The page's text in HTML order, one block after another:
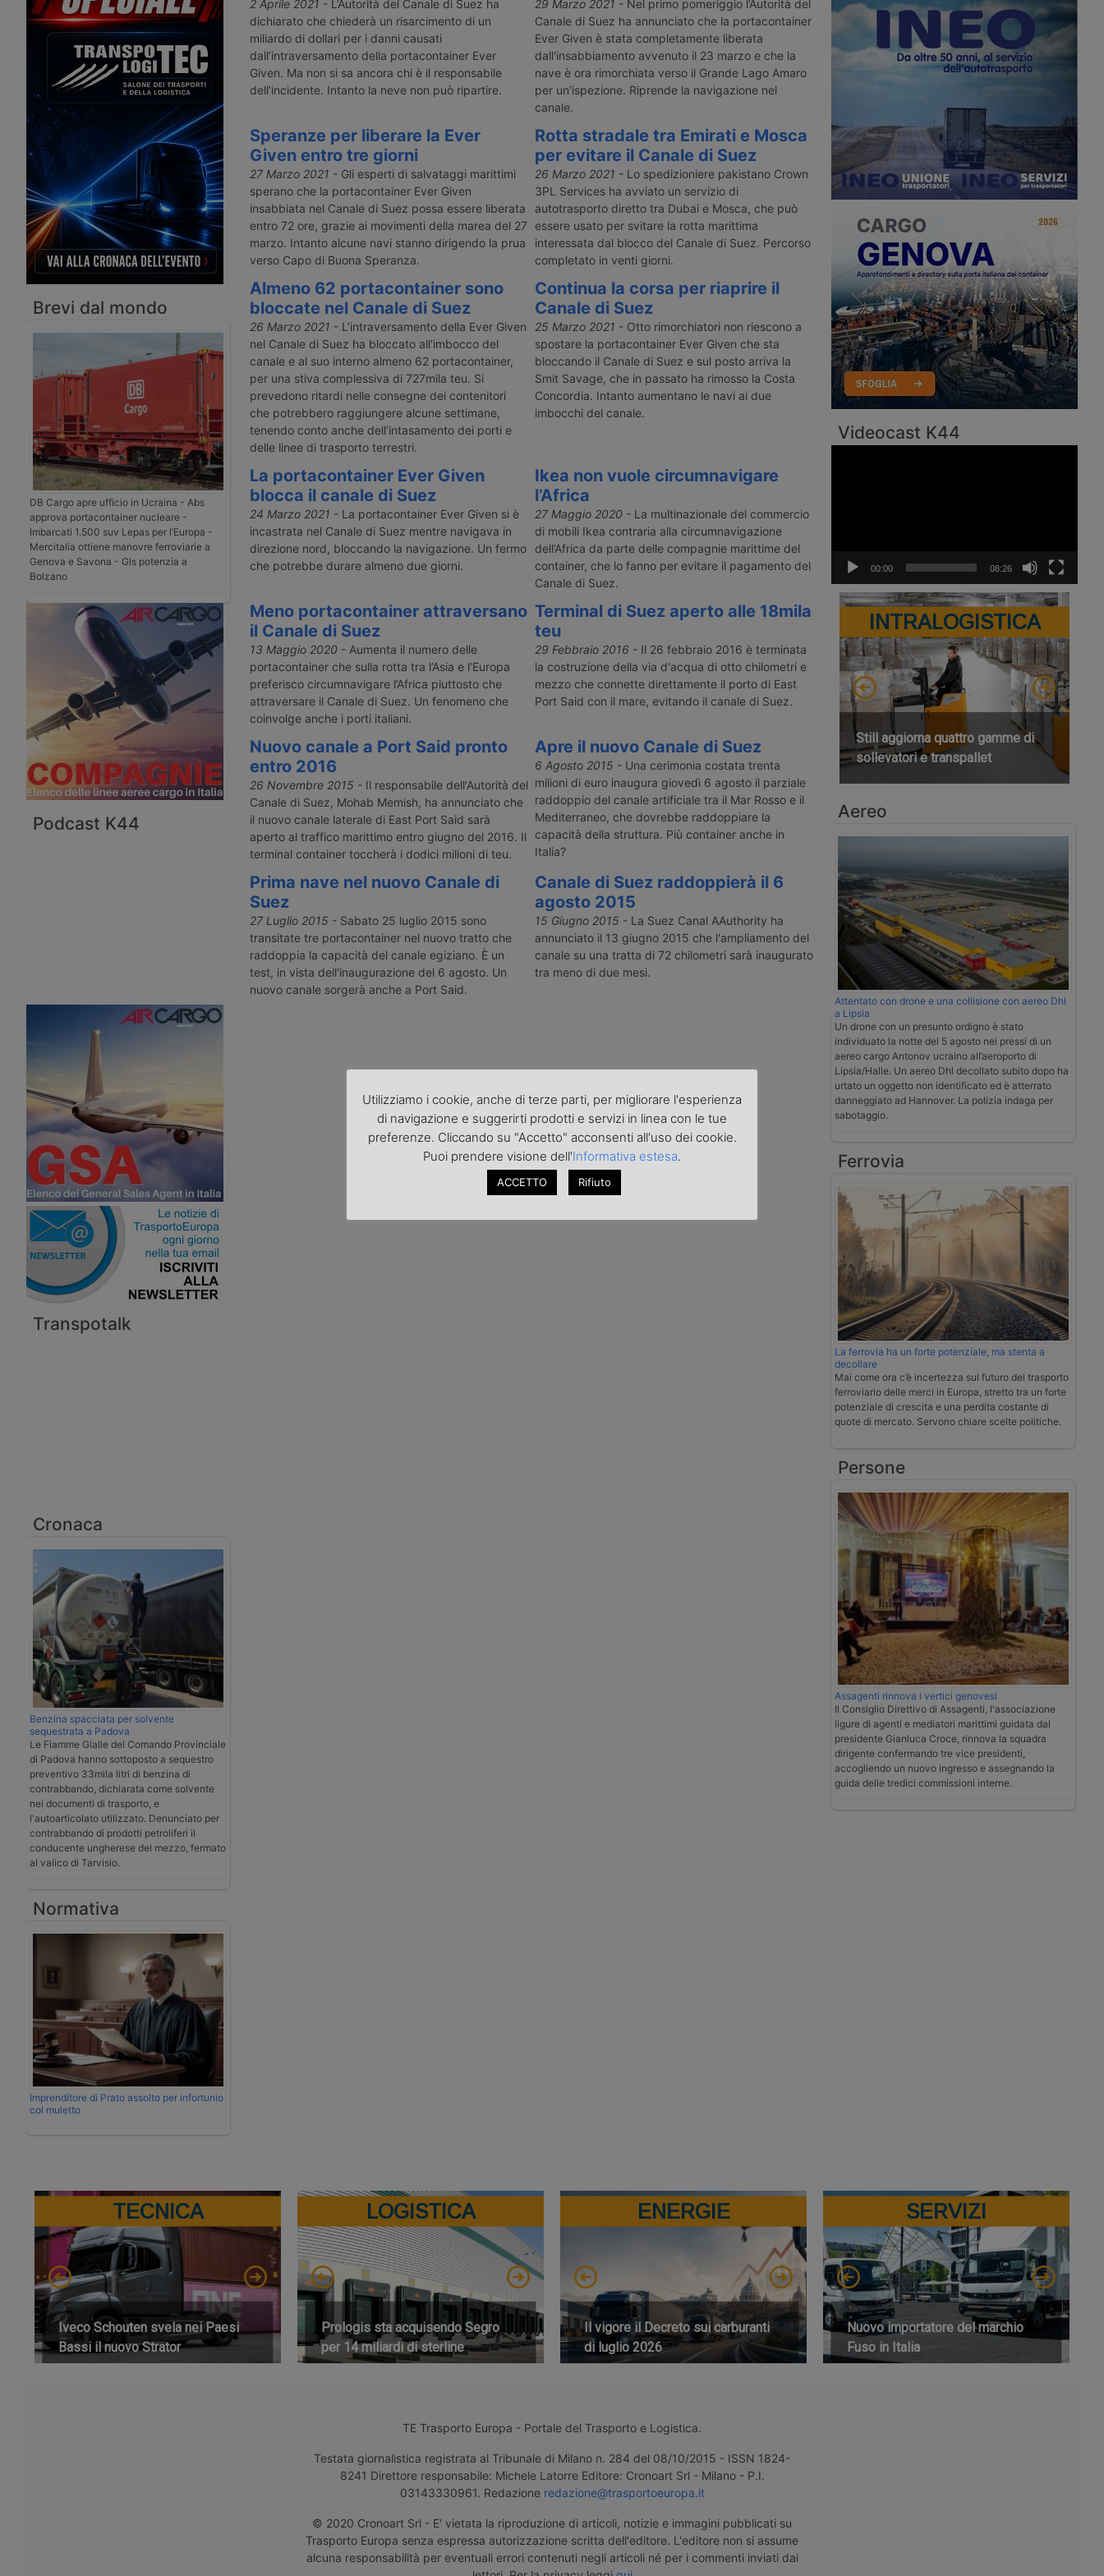
erre un’alternativa terrestre al Canale
di Suez.
stato interrotto il 23 marzo dopo
l’intraversamento nel Canale di Suez.
Raggiunto un accordo sul
risarcimento del danno. Ma ci vorrà
tempo prima che i suoi 18.300
container giungano a destinazione.
risarcimento dei danni causati
dall’intraversamento avvenuto lo
scorso marzo. La nave potrebbe
quindi essere liberata entro breve
tempo con tutti i suoi contenitori.
pagare 900 milioni di dollari per i
danni causati dall’incagliamento nel
Canale di Suez e ha sequestrato la
nave.
Mediterraneo lungo il confine tra
Egitto e Israele.
Brevi dal mondo
DB Cargo apre ufficio in Ucraina - Abs
approva portacontainer nucleare -
Imbarcati 1.500 suv Lepas per l’Europa -
Mercitalia ottiene manovre ferroviarie a
Genova e Savona - Gls potenzia a
Bolzano
Podcast K44
Transpotalk
Cronaca
Benzina spacciata per solvente
sequestrata a Padova
Le Fiamme Gialle del Comando Provinciale
di Padova hanno sottoposto a sequestro
preventivo 33mila litri di benzina di
contrabbando, dichiarata come solvente
nei documenti di trasporto, e
l'autoarticolato utilizzato. Denunciato per
contrabbando di prodotti petroliferi il
conducente ungherese del mezzo, fermato
al valico di Tarvisio.
Normativa
Imprenditore di Prato assolto per infortunio
col muletto
2 Aprile 2021 - L’Autorità del Canale di Suez ha
dichiarato che chiederà un risarcimento di un
miliardo di dollari per i danni causati
dall’intraversamento della portacontainer Ever
Given. Ma non si sa ancora chi è il responsabile
dell’incidente. Intanto la neve non può ripartire.
29 Marzo 2021 - Nel primo pomeriggio l’Autorità del
Canale di Suez ha annunciato che la portacontainer
Ever Given è stata completamente liberata
dall'insabbiamento avvenuto il 23 marzo e che la
nave è ora rimorchiata verso il Grande Lago Amaro
per un’ispezione. Riprende la navigazione nel
canale.
Speranze per liberare la Ever
Given entro tre giorni
27 Marzo 2021 - Gli esperti di salvataggi marittimi
sperano che la portacontainer Ever Given
insabbiata nel Canale di Suez possa essere liberata
entro 72 ore, grazie ai movimenti della marea del 27
marzo. Intanto alcune navi stanno dirigendo la prua
verso Capo di Buona Speranza.
Rotta stradale tra Emirati e Mosca
per evitare il Canale di Suez
26 Marzo 2021 - Lo spedizioniere pakistano Crown
3PL Services ha avviato un servizio di
autotrasporto diretto tra Dubai e Mosca, che può
essere usato per svitare la rotta marittima
interessata dal blocco del Canale di Suez. Percorso
completato in venti giorni.
Almeno 62 portacontainer sono
bloccate nel Canale di Suez
26 Marzo 2021 - L’intraversamento della Ever Given
nel Canale di Suez ha bloccato all'imbocco del
canale e al suo interno almeno 62 portacontainer,
per una stiva complessiva di 727mila teu. Si
prevedono ritardi nelle consegne dei contenitori
che potrebbero raggiungere alcune settimane,
tenendo conto anche dell’intasamento dei porti e
delle linee di trasporto terrestri.
Continua la corsa per riaprire il
Canale di Suez
25 Marzo 2021 - Otto rimorchiatori non riescono a
spostare la portacontainer Ever Given che sta
bloccando il Canale di Suez e sul posto arriva la
Smit Savage, che in passato ha rimosso la Costa
Concordia. Intanto aumentano le navi ai due
imbocchi del canale.
La portacontainer Ever Given
blocca il canale di Suez
24 Marzo 2021 - La portacontainer Ever Given si è
incastrata nel Canale di Suez mentre navigava in
direzione nord, bloccando la navigazione. Un fermo
che potrebbe durare almeno due giorni.
Ikea non vuole circumnavigare
l’Africa
27 Maggio 2020 - La multinazionale del commercio
di mobili Ikea contraria alla circumnavigazione
dell’Africa da parte delle compagnie marittime del
container, che lo fanno per evitare il pagamento del
Canale di Suez.
Meno portacontainer attraversano
il Canale di Suez
13 Maggio 2020 - Aumenta il numero delle
portacontainer che sulla rotta tra l’Asia e l’Europa
preferisco circumnavigare l’Africa piuttosto che
attraversare il Canale di Suez. Un fenomeno che
coinvolge anche i porti italiani.
Terminal di Suez aperto alle 18mila
teu
29 Febbraio 2016 - Il 26 febbraio 2016 è terminata
la costruzione della via d'acqua di otto chilometri e
mezzo che connette direttamente il porto di East
Port Said con il mare, evitando il canale di Suez.
Nuovo canale a Port Said pronto
entro 2016
26 Novembre 2015 - Il responsabile dell'Autorità del
Canale di Suez, Mohab Memish, ha annunciato che
il nuovo canale laterale di East Port Said sarà
aperto al traffico marittimo entro giugno del 2016. Il
terminal container toccherà i dodici milioni di teu.
Apre il nuovo Canale di Suez
6 Agosto 2015 - Una cerimonia costata trenta
milioni di euro inaugura giovedì 6 agosto il parziale
raddoppio del canale artificiale tra il Mar Rosso e il
Mediterraneo, che dovrebbe raddoppiare la
capacità della struttura. Più container anche in
Italia?
Prima nave nel nuovo Canale di
Suez
27 Luglio 2015 - Sabato 25 luglio 2015 sono
transitate tre portacontainer nel nuovo tratto che
raddoppia la capacità del canale egiziano. È un
test, in vista dell'inaugurazione del 6 agosto. Un
nuovo canale sorgerà anche a Port Said.
Canale di Suez raddoppierà il 6
agosto 2015
15 Giugno 2015 - La Suez Canal AAuthority ha
annunciato il 13 giugno 2015 che l'ampliamento del
canale su una tratta di 72 chilometri sarà inaugurato
tra meno di due mesi.
Videocast K44
00:00 08:26
INTRALOGISTICA
Still aggiorna quattro gamme di
sollevatori e transpallet
Aereo
Attentato con drone e una collisione con aereo Dhl
a Lipsia
Un drone con un presunto ordigno è stato
individuato la notte del 5 agosto nei pressi di un
aereo cargo Antonov ucraino all’aeroporto di
Lipsia/Halle. Un aereo Dhl decollato subito dopo ha
urtato un oggetto non identificato ed è atterrato
danneggiato ad Hannover. La polizia indaga per
sabotaggio.
Ferrovia
La ferrovia ha un forte potenziale, ma stenta a
decollare
Mai come ora c’è incertezza sul futuro del trasporto
ferroviario delle merci in Europa, stretto tra un forte
potenziale di crescita e una perdita costante di
quote di mercato. Servono chiare scelte politiche.
Persone
Assagenti rinnova i vertici genovesi
Il Consiglio Direttivo di Assagenti, l'associazione
ligure di agenti e mediatori marittimi guidata dal
presidente Gianluca Croce, rinnova la squadra
dirigente confermando tre vice presidenti,
accogliendo un nuovo ingresso e assegnando la
guida delle tredici commissioni interne.
TECNICA
Iveco Schouten svela nei Paesi
Bassi il nuovo Strator
LOGISTICA
Prologis sta acquisendo Segro
per 14 miliardi di sterline
ENERGIE
Il vigore il Decreto sui carburanti
di luglio 2026
SERVIZI
Nuovo importatore del marchio
Fuso in Italia
TE Trasporto Europa - Portale del Trasporto e Logistica.
Testata giornalistica registrata al Tribunale di Milano n. 284 del 08/10/2015 - ISSN 1824-
8241 Direttore responsabile: Michele Latorre Editore: Cronoart Srl - Milano - P.I.
03143330961. Redazione redazione@trasportoeuropa.it
© 2020 Cronoart Srl - E' vietata la riproduzione di articoli, notizie e immagini pubblicati su
Trasporto Europa senza espressa autorizzazione scritta dell'editore. L'editore non si assume
alcuna responsabilità per eventuali errori contenuti negli articoli né per i commenti inviati dai
Utilizziamo i cookie, anche di terze parti, per migliorare l'esperienza
di navigazione e suggerirti prodotti e servizi in linea con le tue
preferenze. Cliccando su "Accetto" acconsenti all'uso dei cookie.
Puoi prendere visione dell'Informativa estesa.
ACCETTO Rifiuto